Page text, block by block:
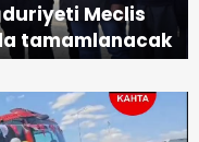
Meclis
tamamlanacak